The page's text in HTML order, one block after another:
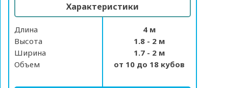
Характеристики
Длина
4 м
Высота
1.8 - 2 м
Ширина
1.7 - 2 м
Объем
от 10 до 18 кубов